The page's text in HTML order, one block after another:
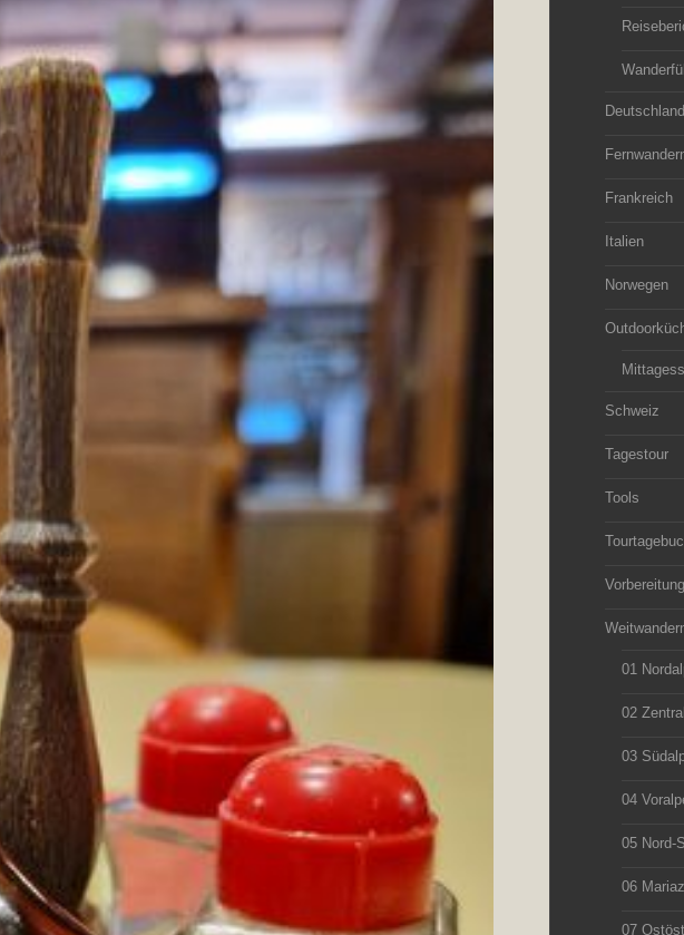
Deutschland
Frankreich
Italien
Norwegen
Schweiz
Tagestour
Tools
Vorbereitung
01
02
03
04
05 Nord-
06
07